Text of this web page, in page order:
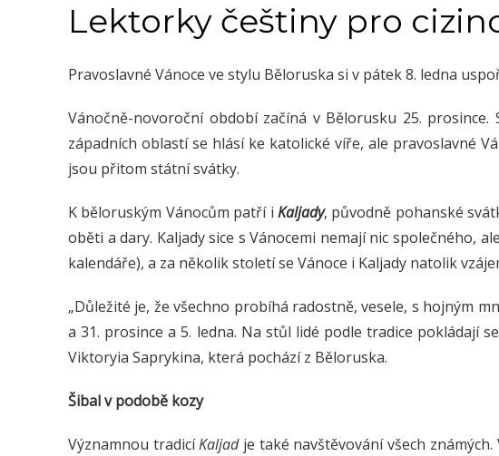
Lektorky češtiny pro
Pravoslavné Vánoce ve stylu Běloruska si v pátek 8. ledna
Vánočně-novoroční období začíná v Bělorusku 25.
západních oblastí se hlásí ke katolické víře, ale pravoslavné
jsou přitom státní svátky.
K běloruským Vánocům patří i Kaljady, původně pohanské
oběti a dary. Kaljady sice s Vánocemi nemají nic společného,
kalendáře), a za několik století se Vánoce i Kaljady natolik
„Důležité je, že všechno probíhá radostně, vesele, s hojným
a 31. prosince a 5. ledna. Na stůl lidé podle tradice pokládají
Viktoryia Saprykina, která pochází z Běloruska.
Šibal v podobě kozy
Významnou tradicíKaljadje také navštěvování všech